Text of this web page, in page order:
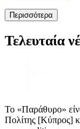
Περισσότερα
Τελευταία
Το «Παράθυρο»
Πολίτης [Κύπρος]